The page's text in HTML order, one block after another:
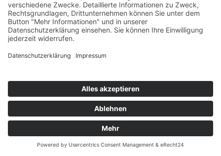
powered byUsercentrics Consent
Management Platform&eRecht24
im gewünschten / benötigten Format ausgefräst werden.
Eine Biegung mit beliebigem Winkel ist je nach Format
möglich und kann nach Absprache gerne mit angeboten
ebenfalls möglich.
3D-Schilder mit
konturgefrästen Buchstaben